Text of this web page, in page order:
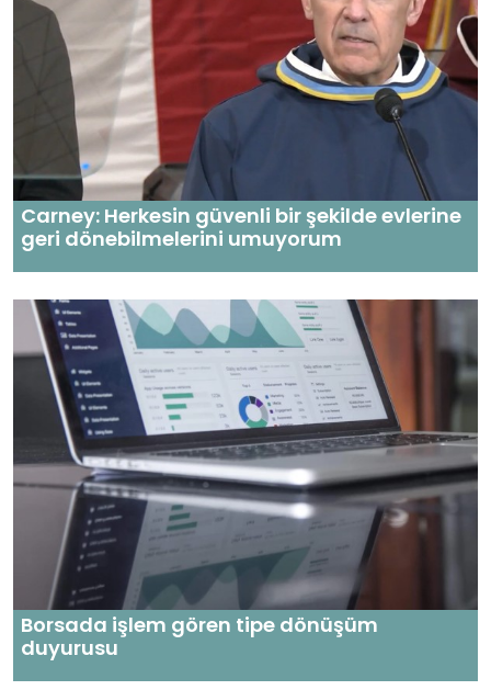
Carney: Herkesin güvenli bir şekilde evlerine
geri dönebilmelerini umuyorum
Borsada işlem gören tipe dönüşüm
duyurusu